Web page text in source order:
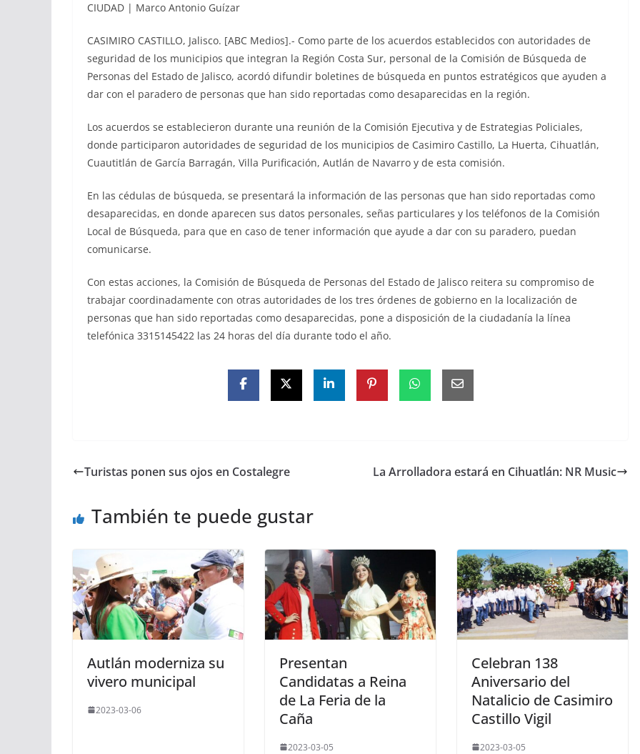
CIUDAD | Marco Antonio Guízar
CASIMIRO CASTILLO, Jalisco. [ABC Medios].- Como parte de los acuerdos establecidos con autoridades de
seguridad de los municipios que integran la Región Costa Sur, personal de la Comisión de Búsqueda de
Personas del Estado de Jalisco, acordó difundir boletines de búsqueda en puntos estratégicos que ayuden a
dar con el paradero de personas que han sido reportadas como desaparecidas en la región.
Los acuerdos se establecieron durante una reunión de la Comisión Ejecutiva y de Estrategias Policiales,
donde participaron autoridades de seguridad de los municipios de Casimiro Castillo, La Huerta, Cihuatlán,
Cuautitlán de García Barragán, Villa Purificación, Autlán de Navarro y de esta comisión.
En las cédulas de búsqueda, se presentará la información de las personas que han sido reportadas como
desaparecidas, en donde aparecen sus datos personales, señas particulares y los teléfonos de la Comisión
Local de Búsqueda, para que en caso de tener información que ayude a dar con su paradero, puedan
comunicarse.
Con estas acciones, la Comisión de Búsqueda de Personas del Estado de Jalisco reitera su compromiso de
trabajar coordinadamente con otras autoridades de los tres órdenes de gobierno en la localización de
personas que han sido reportadas como desaparecidas, pone a disposición de la ciudadanía la línea
telefónica 3315145422 las 24 horas del día durante todo el año.
Turistas ponen sus ojos en Costalegre La Arrolladora estará en Cihuatlán: NR Music
También te puede gustar
Autlán moderniza su
vivero municipal
2023-03-06
Presentan
Candidatas a Reina
de La Feria de la
Caña
2023-03-05
Celebran 138
Aniversario del
Natalicio de Casimiro
Castillo Vigil
2023-03-05